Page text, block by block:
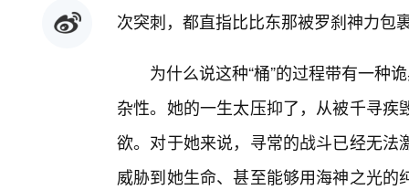
次突刺，都直指比比东那被罗刹神力包
为什么说这种“桶”的过程带有一种
杂性。她的一生太压抑了，从被千寻
欲。对于她来说，寻常的战斗已经无
威胁到她生命、甚至能够用海神之光